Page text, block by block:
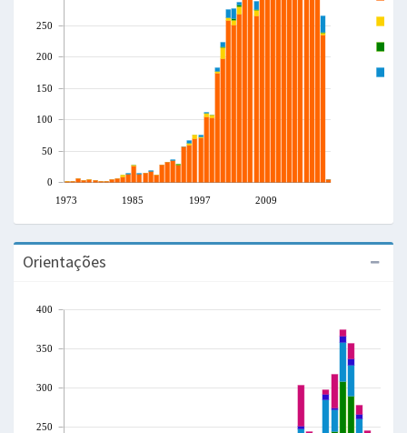
1973 1985 1997 2009
0
50
100
150
200
250
Orientações
250
300
350
400